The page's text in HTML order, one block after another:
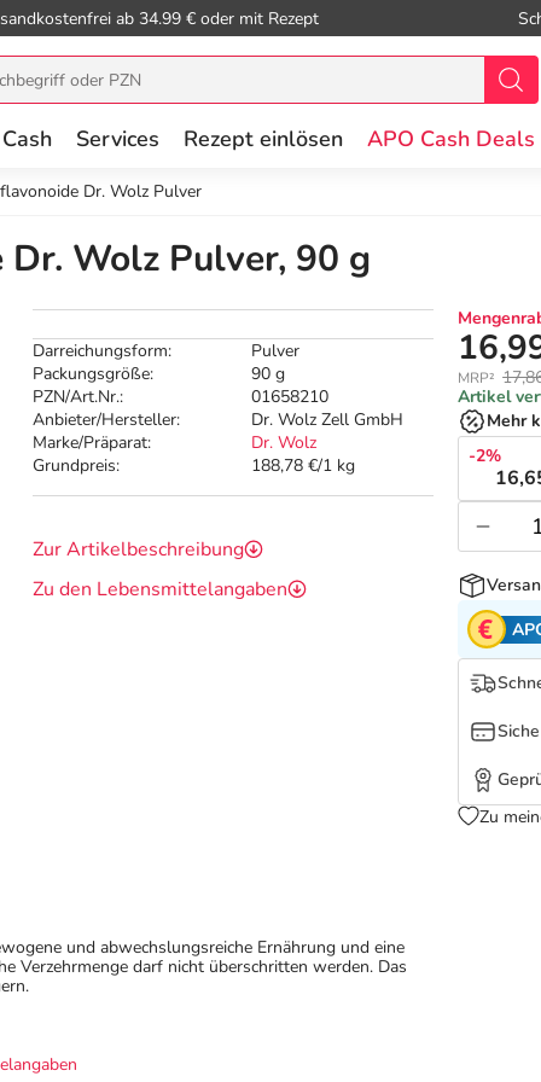
ab 34.99 € oder mit Rezept
Services Rezept einlösen APO Cash Deals
Dr. Wolz Pulver
Wolz Pulver, 90 g
Darreichungsform:
Pulver
Packungsgröße:
90 g
PZN/Art.Nr.:
01658210
Anbieter/Hersteller:
Dr. Wolz Zell GmbH
Marke/Präparat:
Dr. Wolz
Grundpreis:
188,78 €/1 kg
Zur Artikelbeschreibung
Zu den Lebensmittelangaben
MRP²
Artikel
Mehr
-2%
Zu
und abwechslungsreiche Ernährung und eine
Verzehrmenge darf nicht überschritten werden. Das